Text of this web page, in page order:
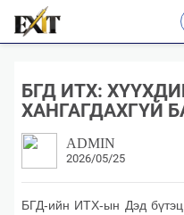
БГД ИТХ:
ХАНГАГДАХГҮЙ
ADMIN
2026/05/25
БГД-ийн ИТХ-ын Дэд